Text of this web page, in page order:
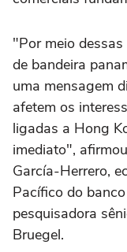
"Por meio
de bandeira
uma mensagem
afetem os
ligadas a Hong
imediato",
García-Herrero,
Pacífico do
pesquisadora
Bruegel.